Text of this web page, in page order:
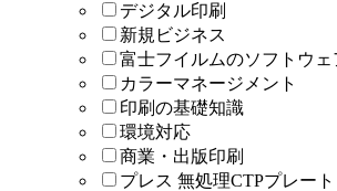
デジタル印刷
新規ビジネス
富士フイルムのソフトウェ
カラーマネージメント
印刷の基礎知識
環境対応
商業・出版印刷
プレス 無処理CTPプレート